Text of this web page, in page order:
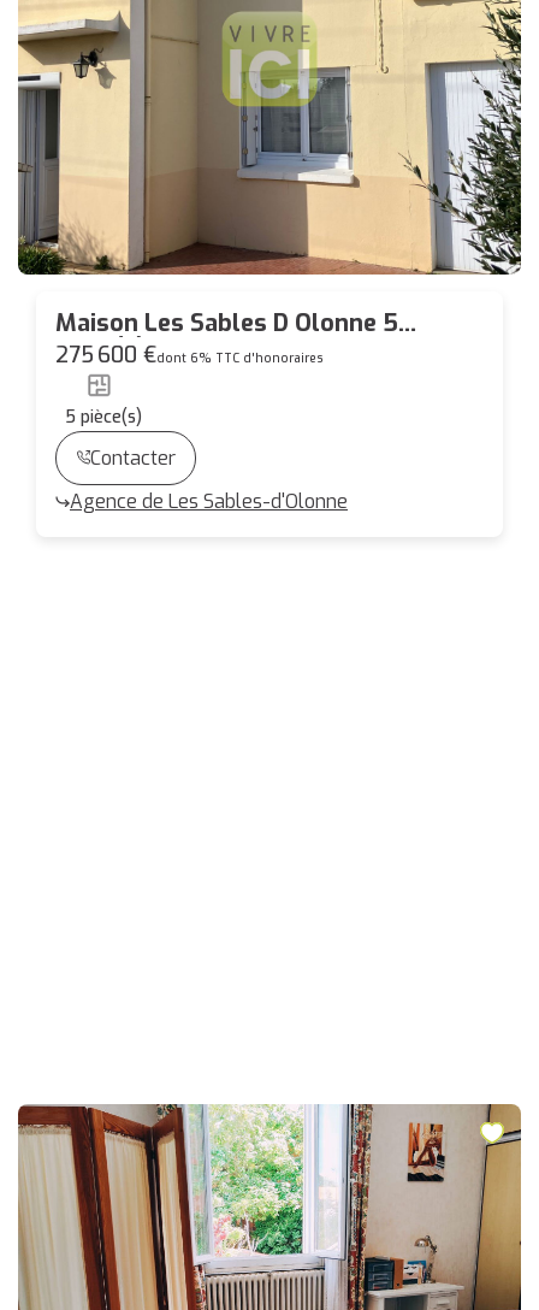
Maison Les Sables D Olonne 5
pièce(s) 94.35 m2
275 600 €dont 6% TTC d'honoraires
5 pièce(s)
Contacter
Agence de Les Sables-d'Olonne